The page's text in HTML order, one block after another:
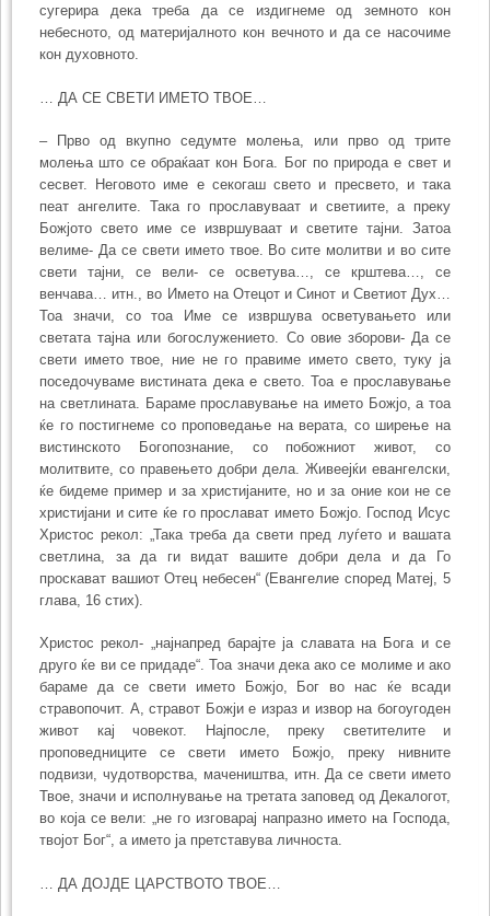
сугерира дека треба да се издигнеме од земното кон
небесното, од материјалното кон вечното и да се насочиме
кон духовното.
… ДА СЕ СВЕТИ ИМЕТО ТВОЕ…
– Прво од вкупно седумте молења, или прво од трите
молења што се обраќаат кон Бога. Бог по природа е свет и
сесвет. Неговото име е секогаш свето и пресвето, и така
пеат ангелите. Така го прославуваат и светиите, а преку
Божјото свето име се извршуваат и светите тајни. Затоа
велиме- Да се свети името твое. Во сите молитви и во сите
свети тајни, се вели- се осветува…, се крштева…, се
венчава… итн., во Името на Отецот и Синот и Светиот Дух…
Тоа значи, со тоа Име се извршува осветувањето или
светата тајна или богослужението. Со овие зборови- Да се
свети името твое, ние не го правиме името свето, туку ја
поседочуваме вистината дека е свето. Тоа е прославување
на светлината. Бараме прославување на името Божјо, а тоа
ќе го постигнеме со проповедање на верата, со ширење на
вистинското Богопознание, со побожниот живот, со
молитвите, со правењето добри дела. Живеејќи евангелски,
ќе бидеме пример и за христијаните, но и за оние кои не се
христијани и сите ќе го прослават името Божјо. Господ Исус
Христос рекол: „Така треба да свети пред луѓето и вашата
светлина, за да ги видат вашите добри дела и да Го
проскават вашиот Отец небесен“ (Евангелие според Матеј, 5
глава, 16 стих).
Христос рекол- „најнапред барајте ја славата на Бога и се
друго ќе ви се придаде“. Тоа значи дека ако се молиме и ако
бараме да се свети името Божјо, Бог во нас ќе всади
стравопочит. А, стравот Божји е израз и извор на богоугоден
живот кај човекот. Најпосле, преку светителите и
проповедниците се свети името Божјо, преку нивните
подвизи, чудотворства, мачеништва, итн. Да се свети името
Твое, значи и исполнување на третата заповед од Декалогот,
во која се вели: „не го изговарај напразно името на Господа,
твојот Бог“, а името ја претставува личноста.
… ДА ДОЈДЕ ЦАРСТВОТО ТВОЕ…